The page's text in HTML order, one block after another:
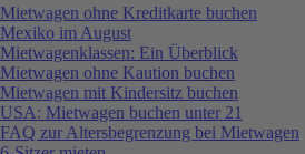
Mietwagen ohne Kreditkarte buchen
Mexiko im August
Mietwagenklassen: Ein Überblick
Mietwagen ohne Kaution buchen
Mietwagen mit Kindersitz buchen
USA: Mietwagen buchen unter 21
FAQ zur Altersbegrenzung bei Mietwagen